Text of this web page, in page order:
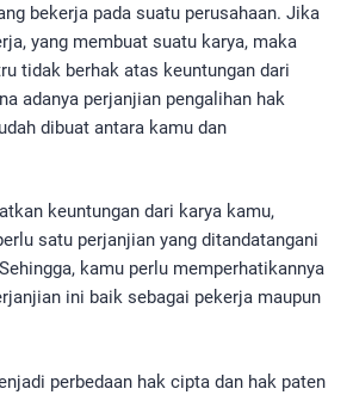
bekerja pada suatu perusahaan. Jika
yang membuat suatu karya, maka
tidak berhak atas keuntungan dari
adanya perjanjian pengalihan hak
dibuat antara kamu dan
keuntungan dari karya kamu,
satu perjanjian yang ditandatangani
kamu perlu memperhatikannya
ini baik sebagai pekerja maupun
perbedaan hak cipta dan hak paten